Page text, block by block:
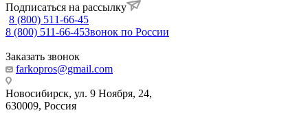
Подписаться на рассылку
8 (800) 511-66-45
8 (800) 511-66-45Звонок по России
Заказать звонок
farkopros@gmail.com
Новосибирск, ул. 9 Ноября, 24,
630009, Россия